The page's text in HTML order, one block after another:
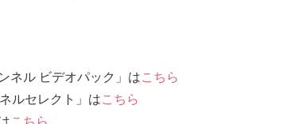
ネル ビデオパック」はこちら
ルセレクト」はこちら